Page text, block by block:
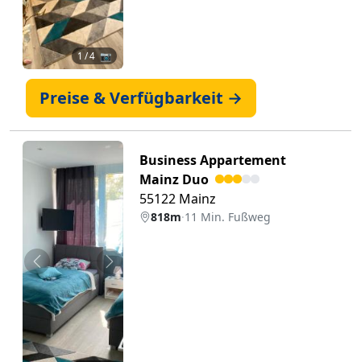
1 / 4 📷
Preise & Verfügbarkeit →
Zurück Weiter
Business Appartement
Mainz Duo
55122 Mainz
818m·11 Min. Fußweg